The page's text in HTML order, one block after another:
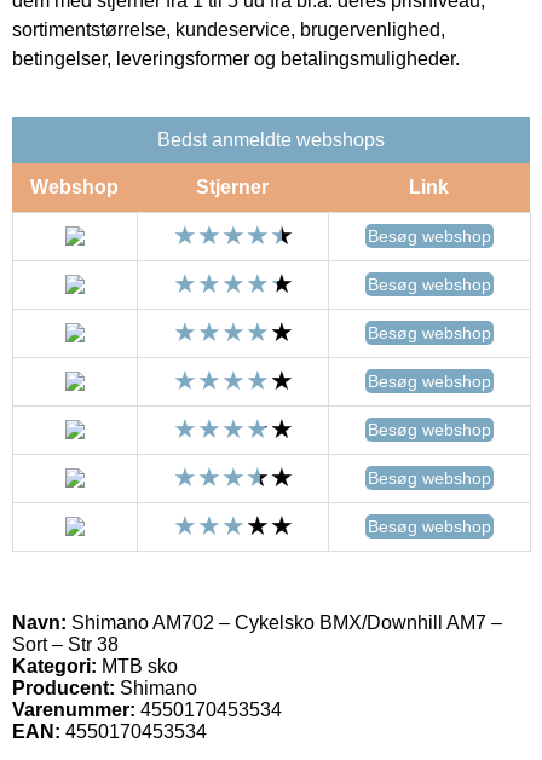
sortimentstørrelse, kundeservice, brugervenlighed,
betingelser, leveringsformer og betalingsmuligheder.
Bedst anmeldte webshops
Webshop Stjerner Link
Besøg webshop
Besøg webshop
Besøg webshop
Besøg webshop
Besøg webshop
Besøg webshop
Besøg webshop
Navn: Shimano AM702 – Cykelsko BMX/Downhill AM7 –
Sort – Str 38
Kategori: MTB sko
Producent: Shimano
Varenummer: 4550170453534
EAN: 4550170453534